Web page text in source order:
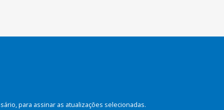
para assinar as atualizações selecionadas.